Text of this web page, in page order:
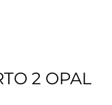
2 OPAL